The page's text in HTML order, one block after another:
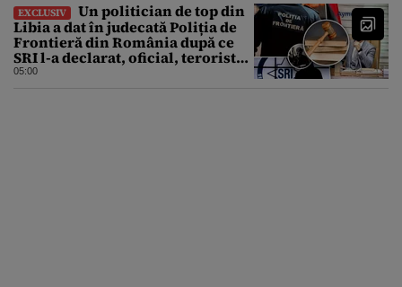
EXCLUSIV
Un politician de top din
Libia a dat în judecată Poliția de
Frontieră din România după ce
SRI l-a declarat, oficial, terorist
ISIS
05:00